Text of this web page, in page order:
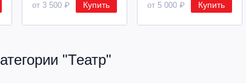
от 3 500 ₽ Купить от 5 000 ₽ Купить
"Театр"